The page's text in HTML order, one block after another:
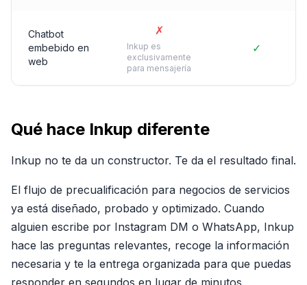
Chatbot
embebido en
web
✗
Inkup es
exclusivamente
para mensajería
✓
Qué hace Inkup diferente
Inkup no te da un constructor. Te da el resultado final.
El flujo de precualificación para negocios de servicios
ya está diseñado, probado y optimizado. Cuando
alguien escribe por Instagram DM o WhatsApp, Inkup
hace las preguntas relevantes, recoge la información
necesaria y te la entrega organizada para que puedas
responder en segundos en lugar de minutos.